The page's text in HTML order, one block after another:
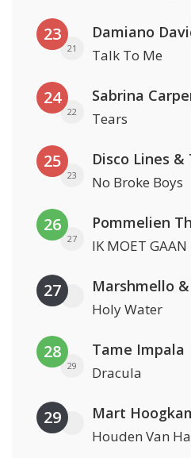
23
21 Talk To Me
24
22
Sabrina
Tears
25
23
Disco Lines &
No Broke Boys
26
27
Pommelien
IK MOET GAAN
27 Marshmello &
Holy Water
28
29
Tame Impala
Dracula
29 Mart
Houden Van